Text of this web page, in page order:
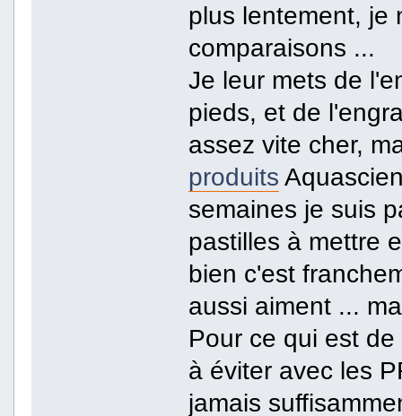
plus lentement, je
comparaisons ...
Je leur mets de
pieds, et de
assez vite cher,
produits
semaines je suis
pastilles à mettre
bien c'est
aussi aiment ...
Pour ce qui est
à éviter avec les
jamais